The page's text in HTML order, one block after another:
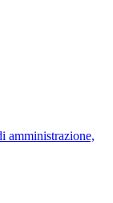
amministrazione,